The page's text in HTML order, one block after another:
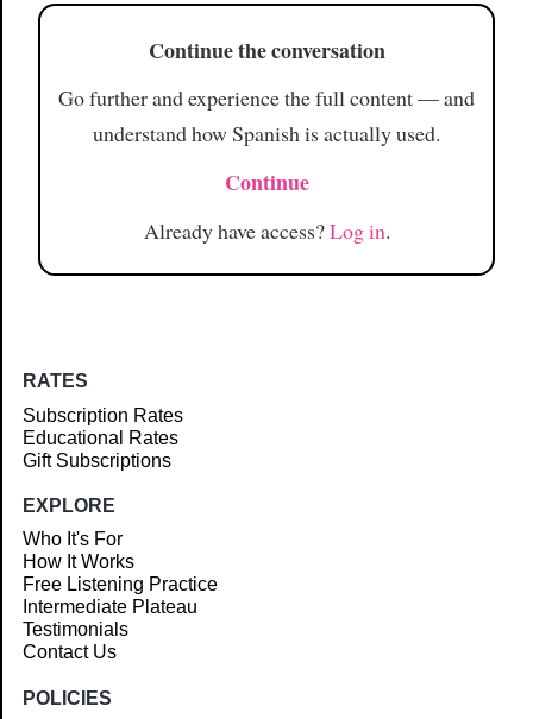
Continue the conversation
Go further and experience the full content — and
understand how Spanish is actually used.
Continue
Already have access?Log in.
RATES
Subscription Rates
Educational Rates
Gift Subscriptions
EXPLORE
Who It's For
How It Works
Free Listening Practice
Intermediate Plateau
Testimonials
Contact Us
POLICIES